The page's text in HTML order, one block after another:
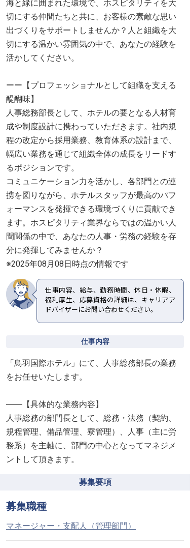
海と緑に囲まれた環境で、ホスピタリティを大
切にする仲間たちと共に、お客様の素敵な思い
出づくりをサポートしませんか？人と組織を大
切にする温かい雰囲気の中で、あなたの経験を
活かしてください。
ーー【プロフェッショナルとして組織を支える
醍醐味】
人事総務部長として、ホテルの要となる人材育
成や制度設計に携わっていただきます。社内規
程の改定から採用業務、教育体系の設計まで、
幅広い業務を通じて組織全体の成長をリードす
るポジションです。
コミュニケーション力を活かし、各部門との連
携を図りながら、ホテルスタッフが最高のパフ
ォーマンスを発揮できる環境づくりに貢献でき
ます。ホスピタリティ業界ならではの温かい人
間関係の中で、あなたの人事・労務の経験を存
分に発揮してみませんか？
※2025年08月08日時点の情報です
仕事内容、給与、勤務時間、休日・休暇、
福利厚生、応募資格の詳細は、キャリアア
ドバイザーにお問い合わせください。
仕事内容
「鳥羽国際ホテル」にて、人事総務部長の業務
をお任せいたします。
――【具体的な業務内容】
人事総務の部門長として、総務・法務（契約、
規程管理、備品管理、寮管理）、人事（主に労
務系）を主軸に、部門の中心となってマネジメ
ントして頂きます。
募集要項
募集職種
マネージャー・支配人（管理部門）